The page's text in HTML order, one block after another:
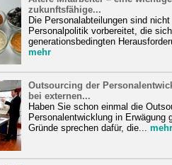
zukunftsfähige...
Die Personalabteilungen sind
Personalpolitik vorbereitet, die
generationsbedingten
mehr
Outsourcing der
bei externen...
Haben Sie schon einmal die
Personalentwicklung in Erwägung
Gründe sprechen dafür, die...
mehr